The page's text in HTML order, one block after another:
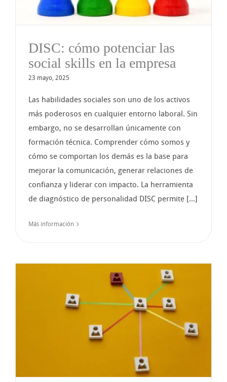
DISC: cómo potenciar las
social skills en la empresa
23 mayo, 2025
Las habilidades sociales son uno de los activos
más poderosos en cualquier entorno laboral. Sin
embargo, no se desarrollan únicamente con
formación técnica. Comprender cómo somos y
cómo se comportan los demás es la base para
mejorar la comunicación, generar relaciones de
confianza y liderar con impacto. La herramienta
de diagnóstico de personalidad DISC permite [...]
Más información